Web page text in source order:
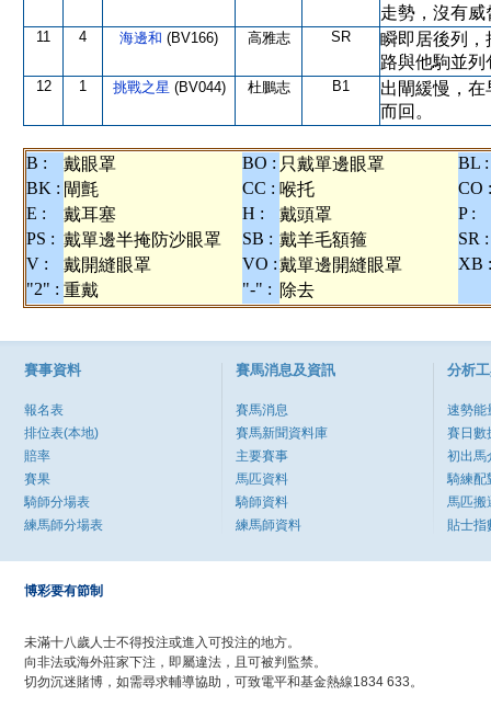
走勢，沒有威
11 4 海邊和 (BV166) 高雅志 SR
瞬即居後列，
路與他駒並
12 1 挑戰之星 (BV044) 杜鵬志 B1
出閘緩慢，
而回。
B : 戴眼罩 BO : 只戴單邊眼罩
BL :
BK : 閘氈 CC : 喉托
CO :
E :
戴耳塞 H : 戴頭罩
P :
PS : 戴單邊半掩防沙眼罩 SB : 戴羊毛額箍
SR :
V :
戴開縫眼罩 VO :戴單邊開縫眼罩
XB :
"2" : 重戴 "-" : 除去
賽事資料
報名表
排位表(本地)
賠率
賽果
騎師分場表
練馬師分場表
賽馬消息及資訊
賽馬消息
賽馬新聞資料庫
主要賽事
馬匹資料
騎師資料
練馬師資料
分析
速勢能
賽日數
初出馬
騎練配
馬匹搬
貼士指
博彩要有節制
未滿十八歲人士不得投注或進入可投注的地方。
向非法或海外莊家下注，即屬違法，且可被判監禁。
切勿沉迷賭博，如需尋求輔導協助，可致電平和基金熱線1834 633。